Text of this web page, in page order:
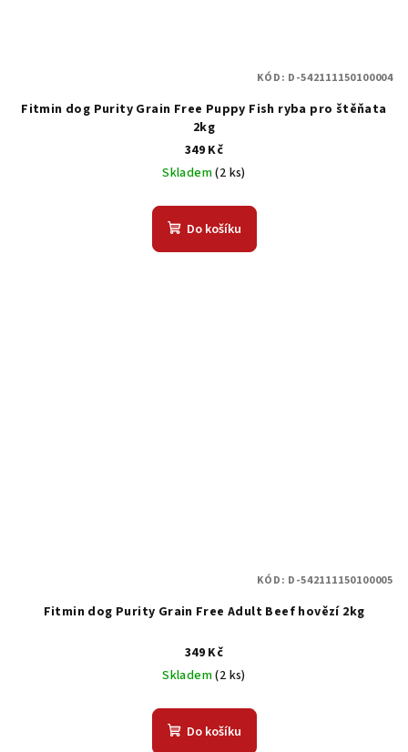
Fitmin dog Purity Grain Free Puppy Fish ryba pro štěňata
2kg
349 Kč
Skladem(2 ks)
Do košíku
KÓD: D-542111150100004
Fitmin dog Purity Grain Free Adult Beef hovězí 2kg
349 Kč
Skladem(2 ks)
Do košíku
KÓD: D-542111150100005